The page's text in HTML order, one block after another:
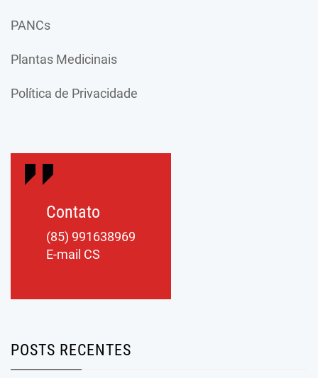
PANCs
Plantas Medicinais
Política de Privacidade
Contato
(85) 991638969
E-mail CS
POSTS RECENTES